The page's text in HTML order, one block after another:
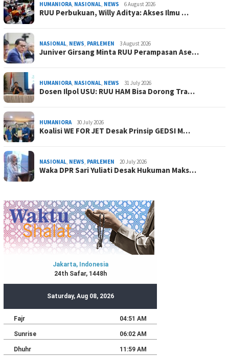
HUMANIORA, NASIONAL, NEWS 6 August 2026
RUU Perbukuan, Willy Aditya: Akses Ilmu …
NASIONAL, NEWS, PARLEMEN 3 August 2026
Juniver Girsang Minta RUU Perampasan Ase…
HUMANIORA, NASIONAL, NEWS 31 July 2026
Dosen Ilpol USU: RUU HAM Bisa Dorong Tra…
HUMANIORA 30 July 2026
Koalisi WE FOR JET Desak Prinsip GEDSI M…
NASIONAL, NEWS, PARLEMEN 20 July 2026
Waka DPR Sari Yuliati Desak Hukuman Maks…